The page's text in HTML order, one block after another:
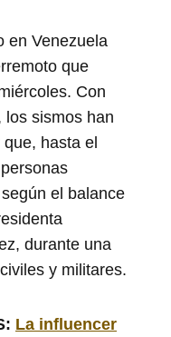
en Venezuela
que
Con
los sismos han
hasta el
el balance
durante una
y militares.
La influencer